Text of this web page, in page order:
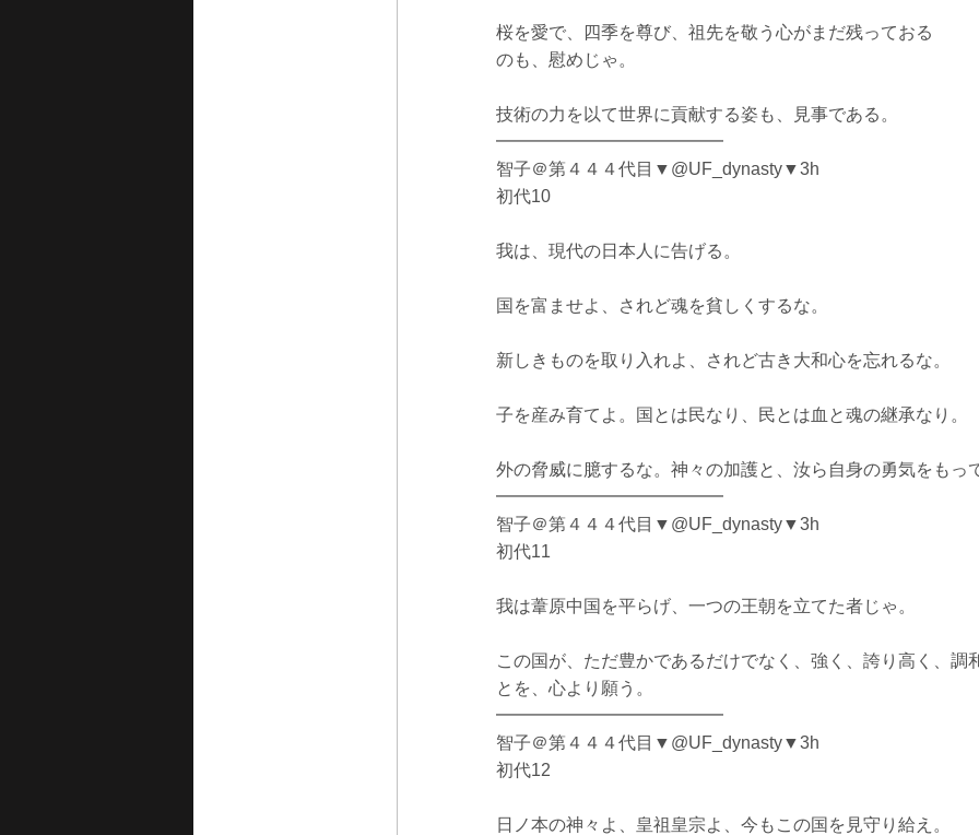
桜を愛で、四季を尊び、祖先を敬う心がまだ残っておる
のも、慰めじゃ。
技術の力を以て世界に貢献する姿も、見事である。
━━━━━━━━━━━━━
智子＠第４４４代目▼@UF_dynasty▼3h
初代10
我は、現代の日本人に告げる。
国を富ませよ、されど魂を貧しくするな。
新しきものを取り入れよ、されど古き大和心を忘れるな。
子を産み育てよ。国とは民なり、民とは血と魂の継承なり。
外の脅威に臆するな。神々の加護と、汝ら自身の勇気をもっ
━━━━━━━━━━━━━
智子＠第４４４代目▼@UF_dynasty▼3h
初代11
我は葦原中国を平らげ、一つの王朝を立てた者じゃ。
この国が、ただ豊かであるだけでなく、強く、誇り高く、調
とを、心より願う。
━━━━━━━━━━━━━
智子＠第４４４代目▼@UF_dynasty▼3h
初代12
日ノ本の神々よ、皇祖皇宗よ、今もこの国を見守り給え。